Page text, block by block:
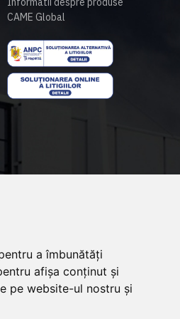
a îmbunătăți
afișa conținut și
pe website-ul nostru și
CAME Global